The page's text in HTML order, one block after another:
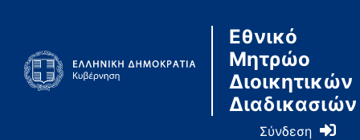
Εθνικό
Μητρώο
Διοικητικών
Διαδικασιών
Σύνδεση